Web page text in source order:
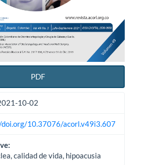
PDF
10-02
10.37076/acorl.v49i3.607
calidad de vida, hipoacusia